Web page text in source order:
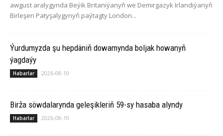
awgust aralygynda Beýik Britaniýanyň we Demirgazyk Irlandiýanyň
Birleşen Patyşalygynyň paýtagty London...
Ýurdumyzda şu hepdäniň dowamynda boljak howanyň
ýagdaýy
Habarlar 2026-08-10
Birža söwdalarynda geleşikleriň 59-sy hasaba alyndy
Habarlar 2026-08-10